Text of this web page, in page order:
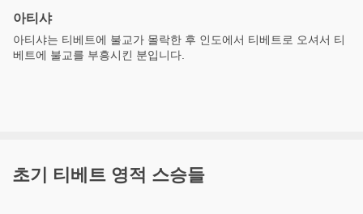
아티샤
아티샤는 티베트에 불교가 몰락한 후 인도에서 티베트로 오셔서 티
베트에 불교를 부흥시킨 분입니다.
초기 티베트 영적 스승들